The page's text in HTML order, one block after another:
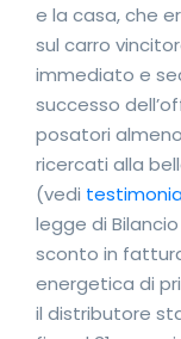
e la casa, che
sul carro
immediato e
successo
posatori
ricercati alla
(vedi
legge di
sconto in
energetica di
il distributore